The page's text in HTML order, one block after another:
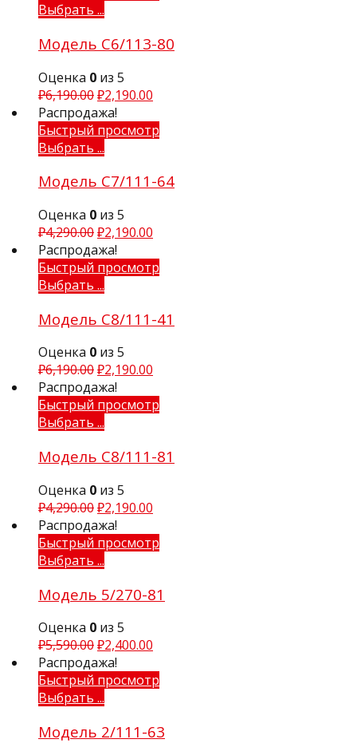
Выбрать ...
Модель С6/113-80
Оценка 0 из 5
₽6,190.00₽2,190.00
Распродажа!
Быстрый просмотр
Выбрать ...
Модель С7/111-64
Оценка 0 из 5
₽4,290.00₽2,190.00
Распродажа!
Быстрый просмотр
Выбрать ...
Модель С8/111-41
Оценка 0 из 5
₽6,190.00₽2,190.00
Распродажа!
Быстрый просмотр
Выбрать ...
Модель С8/111-81
Оценка 0 из 5
₽4,290.00₽2,190.00
Распродажа!
Быстрый просмотр
Выбрать ...
Модель 5/270-81
Оценка 0 из 5
₽5,590.00₽2,400.00
Распродажа!
Быстрый просмотр
Выбрать ...
Модель 2/111-63